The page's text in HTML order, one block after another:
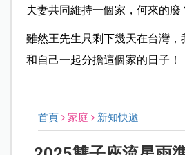
夫妻共同維持一個家，何來的廢
雖然王先生只剩下幾天在台灣
和自己一起分擔這個家的日子！
首頁 家庭 新知快遞